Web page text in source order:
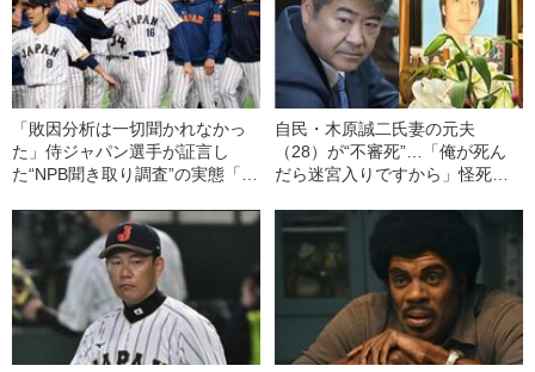
「敗因分析は一切聞かれなかっ
た」侍ジャパン選手が証言し
た“NPB聞き取り調査”の実態「選
自民・木原誠二氏妻の元夫
（28）が“不審死”…「俺が死ん
だら迷宮入りですから」怪死現
《木原事件に新展開》